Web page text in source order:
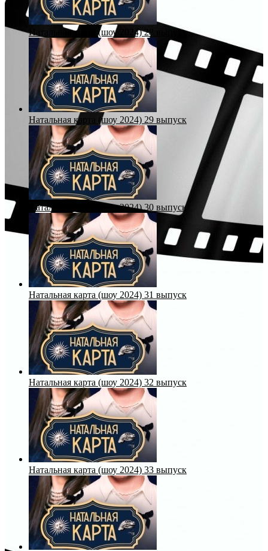
Натальная карта (шоу 2024) 28 выпуск
Натальная карта (шоу 2024) 29 выпуск
Натальная карта (шоу 2024) 30 выпуск
Натальная карта (шоу 2024) 31 выпуск
Натальная карта (шоу 2024) 32 выпуск
Натальная карта (шоу 2024) 33 выпуск